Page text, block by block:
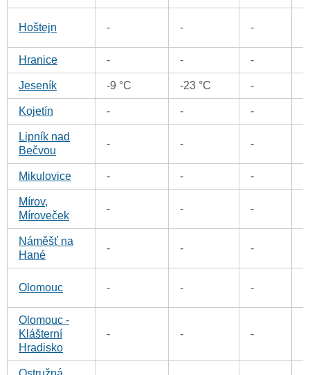
Hoštejn - - -
Hranice - - -
Jeseník -9 °C -23 °C -
Kojetín - - -
Lipník nad
Bečvou
- - -
Mikulovice - - -
Mírov,
Míroveček
- - -
Náměšť na
Hané
- - -
Olomouc - - -
Olomouc -
Klášterní
Hradisko
- - -